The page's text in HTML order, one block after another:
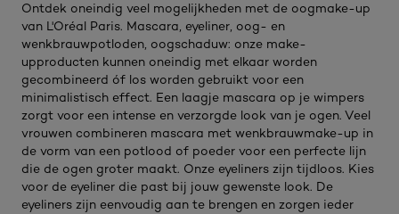
Ontdek oneindig veel mogelijkheden met de oogmake-up
van L'Oréal Paris. Mascara, eyeliner, oog- en
wenkbrauwpotloden, oogschaduw: onze make-
upproducten kunnen oneindig met elkaar worden
gecombineerd óf los worden gebruikt voor een
minimalistisch effect. Een laagje mascara op je wimpers
zorgt voor een intense en verzorgde look van je ogen. Veel
vrouwen combineren mascara met wenkbrauwmake-up in
de vorm van een potlood of poeder voor een perfecte lijn
die de ogen groter maakt. Onze eyeliners zijn tijdloos. Kies
voor de eyeliner die past bij jouw gewenste look. De
eyeliners zijn eenvoudig aan te brengen en zorgen ieder